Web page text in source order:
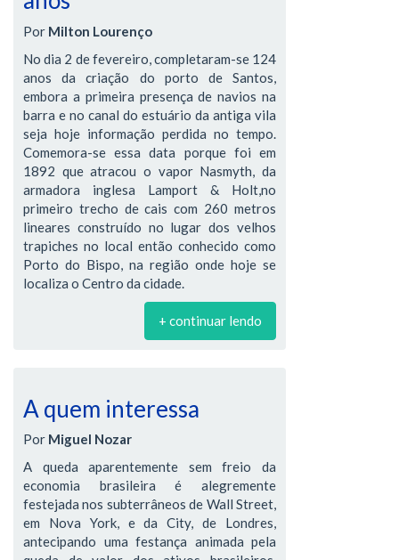
Por Milton Lourenço
No dia 2 de fevereiro, completaram-se 124
anos da criação do porto de Santos,
embora a primeira presença de navios na
barra e no canal do estuário da antiga vila
seja hoje informação perdida no tempo.
Comemora-se essa data porque foi em
1892 que atracou o vapor Nasmyth, da
armadora inglesa Lamport & Holt,no
primeiro trecho de cais com 260 metros
lineares construído no lugar dos velhos
trapiches no local então conhecido como
Porto do Bispo, na região onde hoje se
localiza o Centro da cidade.
+ continuar lendo
A quem interessa
Por Miguel Nozar
A queda aparentemente sem freio da
economia brasileira é alegremente
festejada nos subterrâneos de Wall Street,
em Nova York, e da City, de Londres,
antecipando uma festança animada pela